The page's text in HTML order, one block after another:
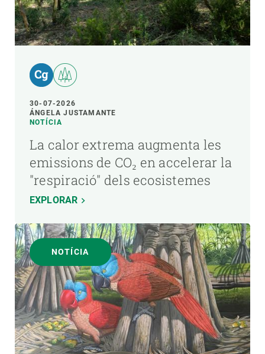
30-07-2026
ÁNGELA JUSTAMANTE
NOTÍCIA
La calor extrema augmenta les
emissions de CO₂ en accelerar la
"respiració" dels ecosistemes
EXPLORAR
NOTÍCIA